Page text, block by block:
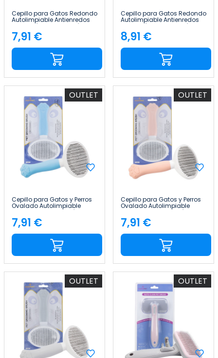
Cepillo para Gatos Redondo
Autolimpiable Antienredos
con Botón de Liberación
Glückpet
Precio
7,91 €
Cepillo para Gatos Redondo
Autolimpiable Antienredos
con Botón de Liberación Gris
Glückpet
Precio
8,91 €
OUTLET
Cepillo para Gatos y Perros
Ovalado Autolimpiable
Antienredos con Botón de
Liberación Glückpet
Precio
7,91 €
OUTLET
Cepillo para Gatos y Perros
Ovalado Autolimpiable
Antienredos con Botón de
Liberación Glückpet
Precio
7,91 €
OUTLET OUTLET